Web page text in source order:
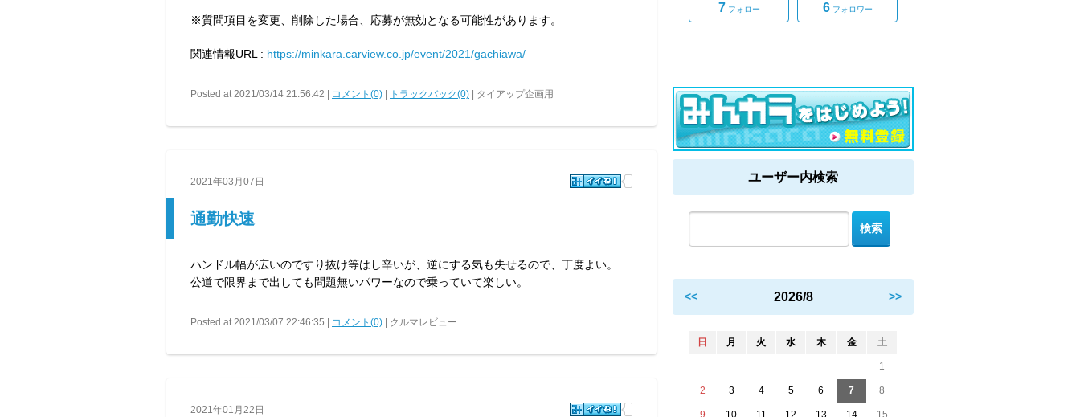
※質問項目を変更、削除した場合、応募が無効となる可能性があります。
関連情報URL : https://minkara.carview.co.jp/event/2021/gachiawa/
Posted at 2021/03/14 21:56:42 | コメント(0) トラックバック(0) | タイアップ企画用
2021年03月07日
通勤快速
ハンドル幅が広いのですり抜け等はし辛いが、逆にする気も失せるので、丁度よい。
公道で限界まで出しても問題無いパワーなので乗っていて楽しい。
Posted at 2021/03/07 22:46:35 | コメント(0) | クルマレビュー
2021年01月22日
7 フォロー 6フォロワー
ユーザー内検索
<< 2026/8 >>
日 月 火 水 木 金 土
1
2 3 4 5 6 7 8
9 10 11 12 13 14 15